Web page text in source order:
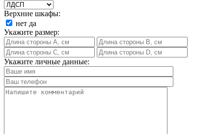
Верхние шкафы:
нет да
Укажите размер:
Укажите личные данные: